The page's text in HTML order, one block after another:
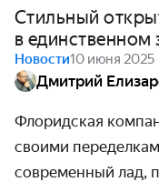
Стильный
в единственном
Новости10 июня 2025
Дмитрий
Флоридская
своими
современный лад,